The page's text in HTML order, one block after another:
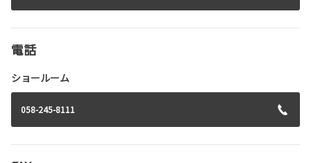
電話
ショールーム
058-245-8111